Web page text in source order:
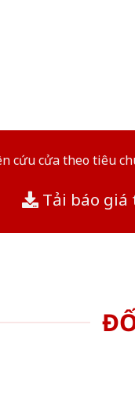
cứu cửa theo tiêu
Tải báo giá